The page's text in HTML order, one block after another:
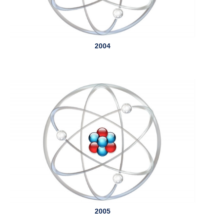
2004
2005